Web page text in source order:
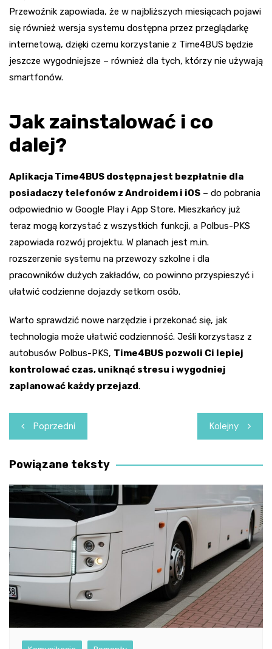
Przewoźnik zapowiada, że w najbliższych miesiącach pojawi
się również wersja systemu dostępna przez przeglądarkę
internetową, dzięki czemu korzystanie z Time4BUS będzie
jeszcze wygodniejsze – również dla tych, którzy nie używają
smartfonów.
Jak zainstalować i co
dalej?
Aplikacja Time4BUS dostępna jest bezpłatnie dla
posiadaczy telefonów z Androidem i iOS – do pobrania
odpowiednio w Google Play i App Store. Mieszkańcy już
teraz mogą korzystać z wszystkich funkcji, a Polbus-PKS
zapowiada rozwój projektu. W planach jest m.in.
rozszerzenie systemu na przewozy szkolne i dla
pracowników dużych zakładów, co powinno przyspieszyć i
ułatwić codzienne dojazdy setkom osób.
Warto sprawdzić nowe narzędzie i przekonać się, jak
technologia może ułatwić codzienność. Jeśli korzystasz z
autobusów Polbus-PKS, Time4BUS pozwoli Ci lepiej
kontrolować czas, uniknąć stresu i wygodniej
zaplanować każdy przejazd.
Nawigacja
wpisu
Poprzedni Kolejny
Powiązane teksty